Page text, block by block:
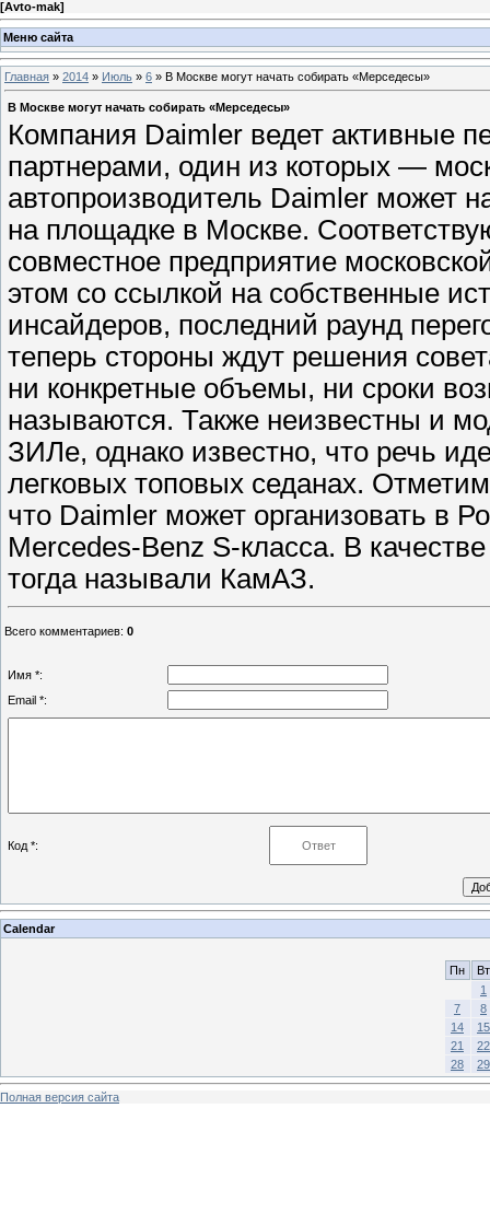
[Avto-mak]
Меню сайта
Главная » 2014 » Июль » 6 » В Москве могут начать собирать «Мерседесы»
В Москве могут начать собирать «Мерседесы»
Компания Daimler ведет активные
партнерами, один из которых —
автопроизводитель Daimler может
на площадке в Москве.
совместное предприятие
этом со ссылкой на собственные
инсайдеров, последний раунд
теперь стороны ждут решения
ни конкретные объемы, ни сроки
называются. Также неизвестны и
ЗИЛе, однако известно, что речь
легковых топовых седанах.
что Daimler может организовать в
Mercedes-Benz S-класса. В
тогда называли КамАЗ.
Всего комментариев: 0
Имя *:
Email *:
Код *:
Calendar
Пн
Вт
1
7
8
14
15
21
22
28
29
Полная версия сайта